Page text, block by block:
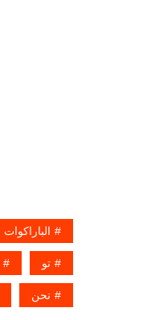
الباراكوات
تو
نحن